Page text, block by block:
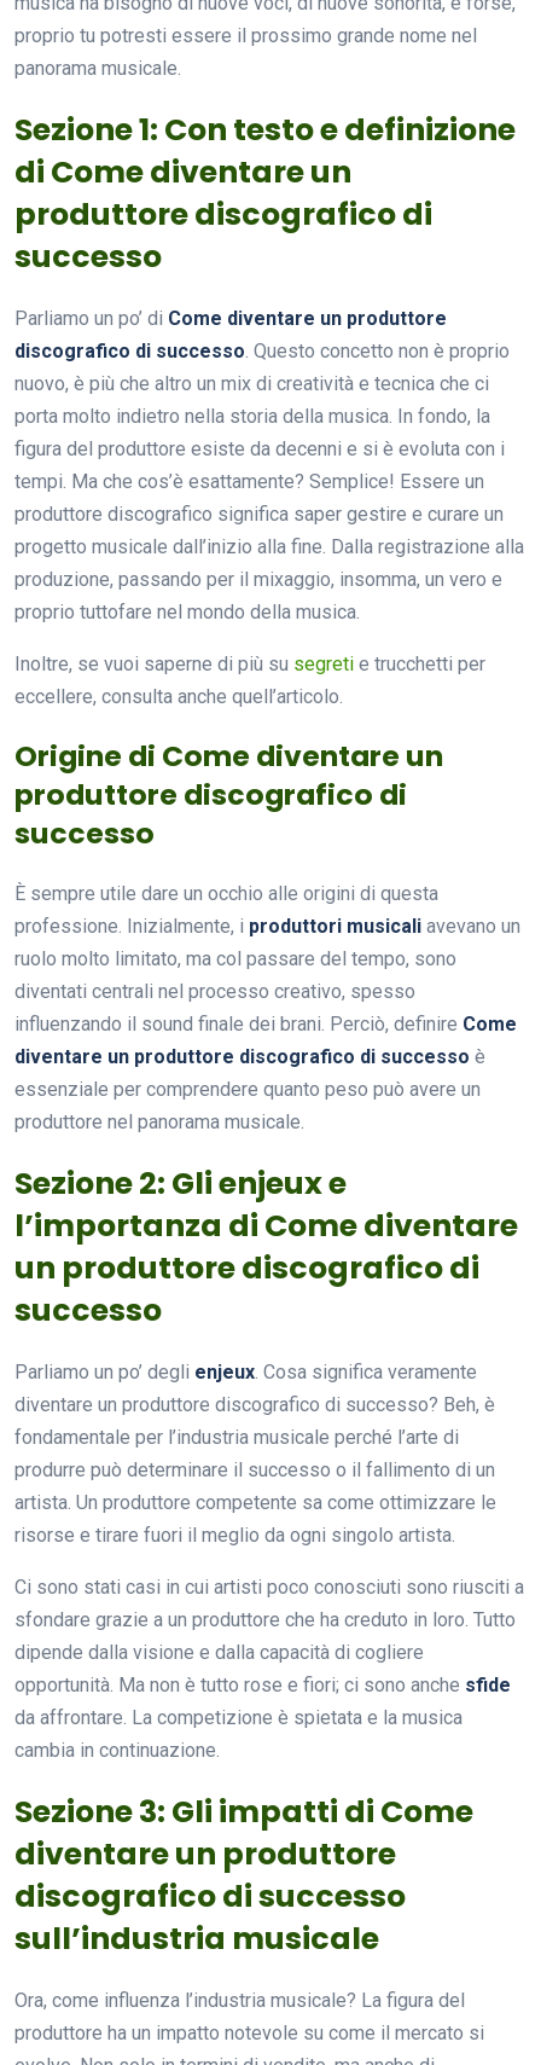
proprio tu potresti essere il prossimo grande nome nel
panorama musicale.
Sezione 1: Con testo e definizione
di Come diventare un
produttore discografico di
successo
Parliamo un po’ di Come diventare un produttore
discografico di successo. Questo concetto non è proprio
nuovo, è più che altro un mix di creatività e tecnica che ci
porta molto indietro nella storia della musica. In fondo, la
figura del produttore esiste da decenni e si è evoluta con i
tempi. Ma che cos’è esattamente? Semplice! Essere un
produttore discografico significa saper gestire e curare un
progetto musicale dall’inizio alla fine. Dalla registrazione alla
produzione, passando per il mixaggio, insomma, un vero e
proprio tuttofare nel mondo della musica.
Inoltre, se vuoi saperne di più su segreti e trucchetti per
eccellere, consulta anche quell’articolo.
Origine di Come diventare un
produttore discografico di
successo
È sempre utile dare un occhio alle origini di questa
professione. Inizialmente, i produttori musicali avevano un
ruolo molto limitato, ma col passare del tempo, sono
diventati centrali nel processo creativo, spesso
influenzando il sound finale dei brani. Perciò, definire Come
diventare un produttore discografico di successo è
essenziale per comprendere quanto peso può avere un
produttore nel panorama musicale.
Sezione 2: Gli enjeux e
l’importanza di Come diventare
un produttore discografico di
successo
Parliamo un po’ degli enjeux. Cosa significa veramente
diventare un produttore discografico di successo? Beh, è
fondamentale per l’industria musicale perché l’arte di
produrre può determinare il successo o il fallimento di un
artista. Un produttore competente sa come ottimizzare le
risorse e tirare fuori il meglio da ogni singolo artista.
Ci sono stati casi in cui artisti poco conosciuti sono riusciti a
sfondare grazie a un produttore che ha creduto in loro. Tutto
dipende dalla visione e dalla capacità di cogliere
opportunità. Ma non è tutto rose e fiori; ci sono anche sfide
da affrontare. La competizione è spietata e la musica
cambia in continuazione.
Sezione 3: Gli impatti di Come
diventare un produttore
discografico di successo
sull’industria musicale
Ora, come influenza l’industria musicale? La figura del
produttore ha un impatto notevole su come il mercato si